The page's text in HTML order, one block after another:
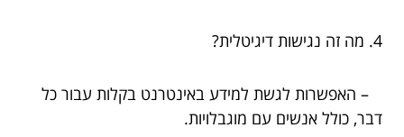
4. מה זה נגישות דיגיטלית?
– האפשרות לגשת למידע באינטרנט בקלות עבור כל
דבר, כולל אנשים עם מוגבלויות.